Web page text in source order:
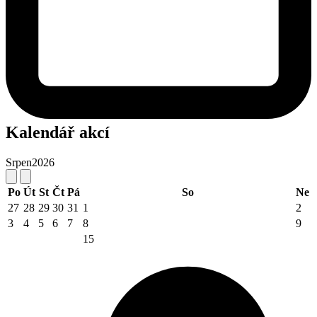
Kalendář akcí
Srpen2026
Po Út St Čt Pá So
Ne
27 28 29 30 31 1
2
3
4 5 6 7 8
9
15